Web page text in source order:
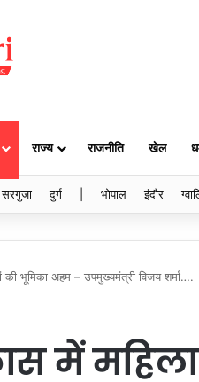
राज्य राजनीति खेल
सरगुजा दुर्ग भोपाल इंदौर
की भूमिका अहम – उपमुख्यमंत्री विजय शर्मा….
में